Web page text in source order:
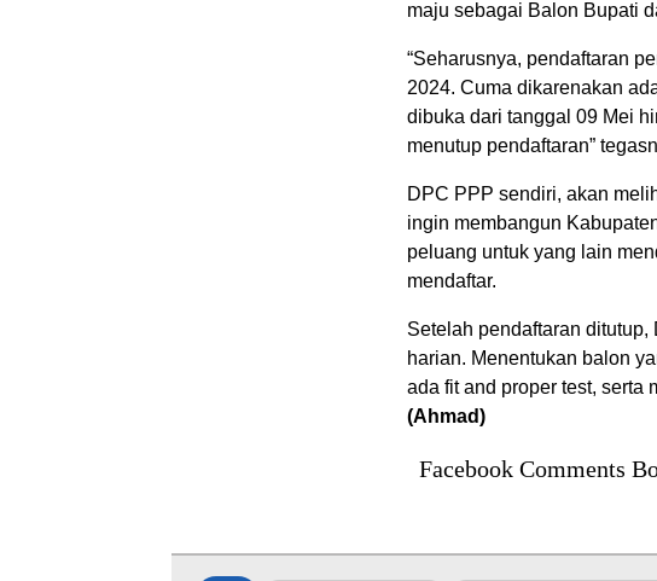
maju sebagai Balon Bupati
“Seharusnya, pendaftaran
2024. Cuma dikarenakan
dibuka dari tanggal 09 Mei
menutup pendaftaran”
DPC PPP sendiri, akan
ingin membangun
peluang untuk yang lain
mendaftar.
Setelah pendaftaran
harian. Menentukan balon
ada fit and proper test, serta
(Ahmad)
Facebook Comments